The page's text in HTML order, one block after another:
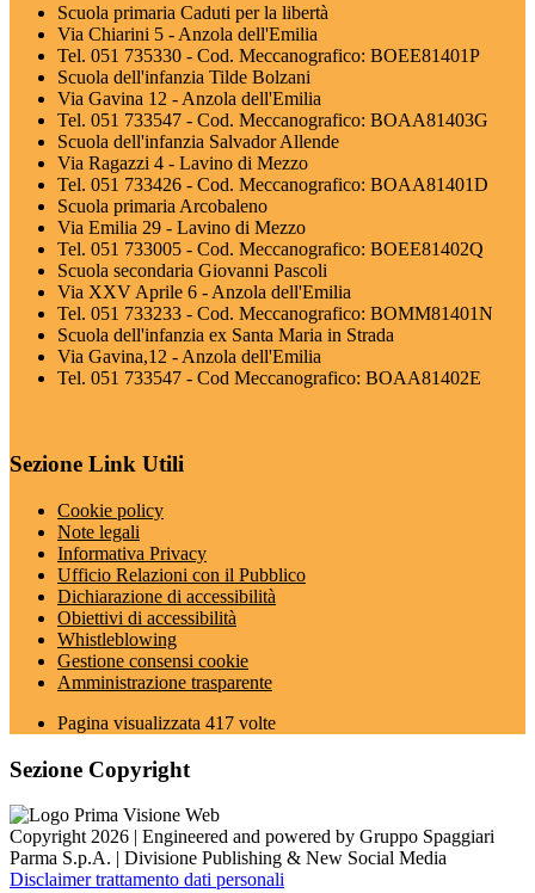
Scuola primaria Caduti per la libertà
Via Chiarini 5 - Anzola dell'Emilia
Tel. 051 735330 - Cod. Meccanografico: BOEE81401P
Scuola dell'infanzia Tilde Bolzani
Via Gavina 12 - Anzola dell'Emilia
Tel. 051 733547 - Cod. Meccanografico: BOAA81403G
Scuola dell'infanzia Salvador Allende
Via Ragazzi 4 - Lavino di Mezzo
Tel. 051 733426 - Cod. Meccanografico: BOAA81401D
Scuola primaria Arcobaleno
Via Emilia 29 - Lavino di Mezzo
Tel. 051 733005 - Cod. Meccanografico: BOEE81402Q
Scuola secondaria Giovanni Pascoli
Via XXV Aprile 6 - Anzola dell'Emilia
Tel. 051 733233 - Cod. Meccanografico: BOMM81401N
Scuola dell'infanzia ex Santa Maria in Strada
Via Gavina,12 - Anzola dell'Emilia
Tel. 051 733547 - Cod Meccanografico: BOAA81402E
Sezione Link Utili
Cookie policy
Note legali
Informativa Privacy
Ufficio Relazioni con il Pubblico
Dichiarazione di accessibilità
Obiettivi di accessibilità
Whistleblowing
Gestione consensi cookie
Amministrazione trasparente
Pagina visualizzata 417 volte
Sezione Copyright
Copyright 2026 | Engineered and powered by Gruppo Spaggiari
Parma S.p.A. | Divisione Publishing & New Social Media
Disclaimer trattamento dati personali